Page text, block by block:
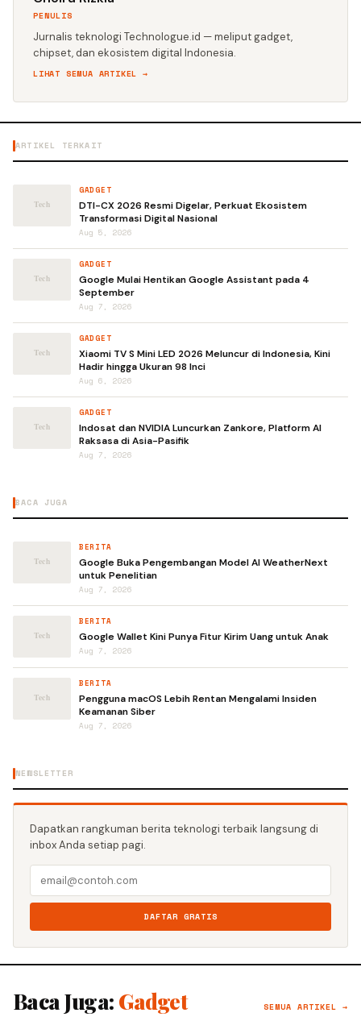
PENULIS
Jurnalis teknologi Technologue.id — meliput gadget,
chipset, dan ekosistem digital Indonesia.
LIHAT SEMUA ARTIKEL →
ARTIKEL TERKAIT
GADGET
DTI-CX 2026 Resmi Digelar, Perkuat Ekosistem
Transformasi Digital Nasional
Aug 5, 2026
GADGET
Google Mulai Hentikan Google Assistant pada 4
September
Aug 7, 2026
GADGET
Xiaomi TV S Mini LED 2026 Meluncur di Indonesia, Kini
Hadir hingga Ukuran 98 Inci
Aug 6, 2026
GADGET
Indosat dan NVIDIA Luncurkan Zankore, Platform AI
Raksasa di Asia-Pasifik
Aug 7, 2026
BACA JUGA
BERITA
Google Buka Pengembangan Model AI WeatherNext
untuk Penelitian
Aug 7, 2026
BERITA
Google Wallet Kini Punya Fitur Kirim Uang untuk Anak
Aug 7, 2026
BERITA
Pengguna macOS Lebih Rentan Mengalami Insiden
Keamanan Siber
Aug 7, 2026
NEWSLETTER
Dapatkan rangkuman berita teknologi terbaik langsung di
inbox Anda setiap pagi.
DAFTAR GRATIS
Baca Juga: Gadget SEMUA ARTIKEL →